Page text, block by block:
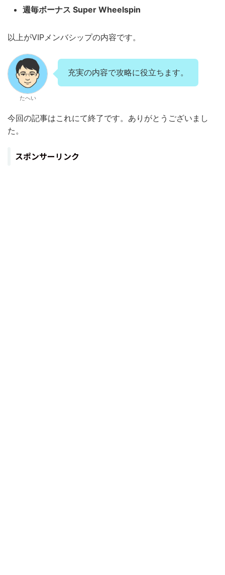
週毎ボーナス Super Wheelspin
以上がVIPメンバシップの内容です。
たへい
充実の内容で攻略に役立ちます。
今回の記事はこれにて終了です。ありがとうございまし
た。
スポンサーリンク